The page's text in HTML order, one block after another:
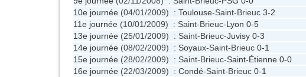
10e journée (04/01/2009) : Toulouse-Saint-Brieuc 3-2
11e journée (10/01/2009) : Saint-Brieuc-Lyon 0-5
13e journée (25/01/2009) : Saint-Brieuc-Juvisy 0-3
14e journée (08/02/2009) : Soyaux-Saint-Brieuc 0-1
15e journée (28/02/2009) : Saint-Brieuc-Saint-Étienne 0-0
16e journée (22/03/2009) : Condé-Saint-Brieuc 0-1